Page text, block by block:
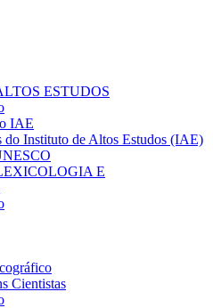
ESTUDOS
IAE
do Instituto de Altos Estudos (IAE)
E
Cientistas